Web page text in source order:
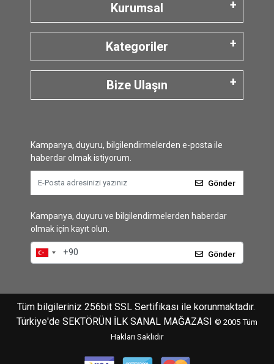
Kurumsal
Kategoriler
Bize Ulaşın
Kampanya, duyuru, bilgilendirmelerden e-posta ile
haberdar olmak istiyorum.
Gönder
Kampanya, duyuru ve bilgilendirmelerden haberdar
olmak için kayıt olun.
Gönder
Tüm bilgileriniz 256bit SSL Sertifikası ile korunmaktadır.
Türkiye'de SEKTÖRÜN İLK SANAL MAĞAZASI © 2005 Tüm
Hakları Saklıdır